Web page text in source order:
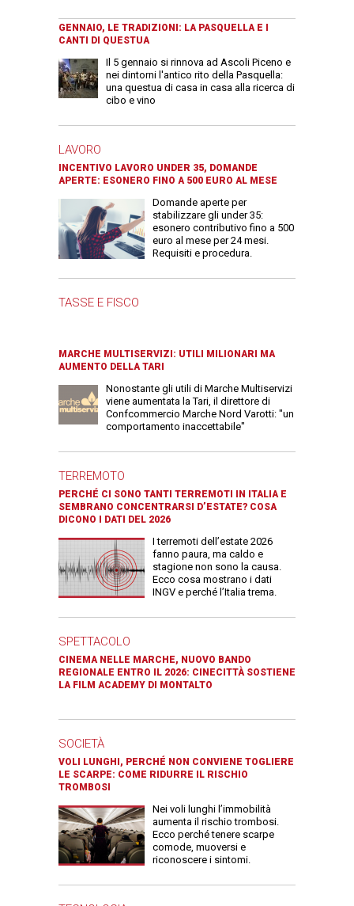
GENNAIO, LE TRADIZIONI: LA PASQUELLA E I
CANTI DI QUESTUA
Il 5 gennaio si rinnova ad Ascoli Piceno e
nei dintorni l'antico rito della Pasquella:
una questua di casa in casa alla ricerca di
cibo e vino
LAVORO
INCENTIVO LAVORO UNDER 35, DOMANDE
APERTE: ESONERO FINO A 500 EURO AL MESE
Domande aperte per
stabilizzare gli under 35:
esonero contributivo fino a 500
euro al mese per 24 mesi.
Requisiti e procedura.
TASSE E FISCO
MARCHE MULTISERVIZI: UTILI MILIONARI MA
AUMENTO DELLA TARI
Nonostante gli utili di Marche Multiservizi
viene aumentata la Tari, il direttore di
Confcommercio Marche Nord Varotti: "un
comportamento inaccettabile"
TERREMOTO
PERCHÉ CI SONO TANTI TERREMOTI IN ITALIA E
SEMBRANO CONCENTRARSI D’ESTATE? COSA
DICONO I DATI DEL 2026
I terremoti dell’estate 2026
fanno paura, ma caldo e
stagione non sono la causa.
Ecco cosa mostrano i dati
INGV e perché l’Italia trema.
SPETTACOLO
CINEMA NELLE MARCHE, NUOVO BANDO
REGIONALE ENTRO IL 2026: CINECITTÀ SOSTIENE
LA FILM ACADEMY DI MONTALTO
SOCIETÀ
VOLI LUNGHI, PERCHÉ NON CONVIENE TOGLIERE
LE SCARPE: COME RIDURRE IL RISCHIO
TROMBOSI
Nei voli lunghi l’immobilità
aumenta il rischio trombosi.
Ecco perché tenere scarpe
comode, muoversi e
riconoscere i sintomi.